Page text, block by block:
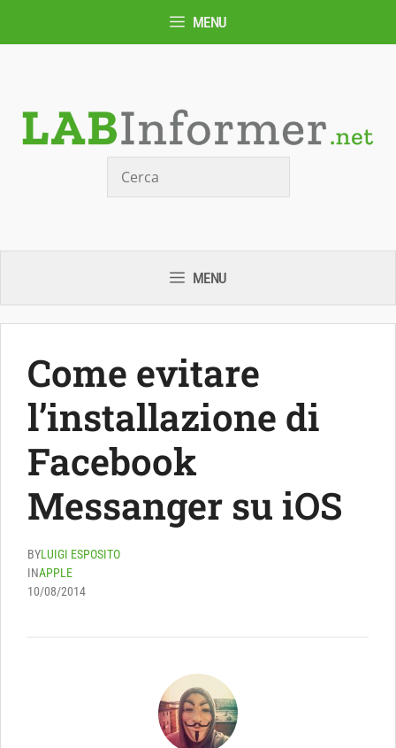
MENU
MENU
Come evitare
l’installazione di
Facebook
Messanger su iOS
BYLUIGI ESPOSITO
INAPPLE
10/08/2014